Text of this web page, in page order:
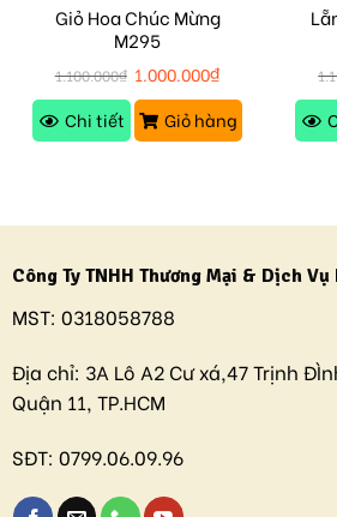
Giỏ Hoa Chúc Mừng
M295
1.100.000₫ 1.000.000₫
Chi tiết
Giỏ hàng
Công Ty TNHH Thương Mại & Dịch Vụ
MST: 0318058788
Địa chỉ: 3A Lô A2 Cư xá,47 Trịnh
Quận 11, TP.HCM
SĐT: 0799.06.09.96